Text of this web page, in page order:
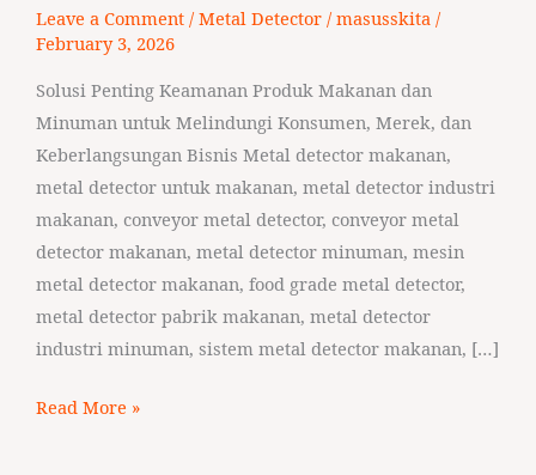
Leave a Comment / Metal Detector/ masusskita /
February 3, 2026
Solusi Penting Keamanan Produk Makanan dan
Minuman untuk Melindungi Konsumen, Merek, dan
Keberlangsungan Bisnis Metal detector makanan,
metal detector untuk makanan, metal detector industri
makanan, conveyor metal detector, conveyor metal
detector makanan, metal detector minuman, mesin
metal detector makanan, food grade metal detector,
metal detector pabrik makanan, metal detector
industri minuman, sistem metal detector makanan, […]
Read More »